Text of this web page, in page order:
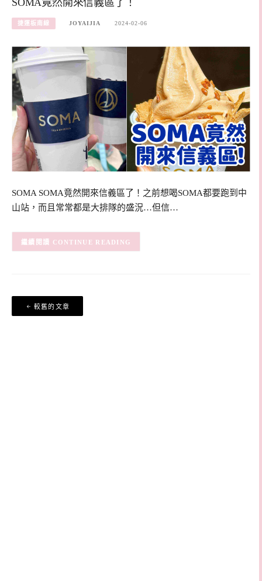
SOMA竟然開來信義區了！
捷運板南線 JOYAIJIA 2024-02-06
SOMA SOMA竟然開來信義區了！之前想喝SOMA都要跑到中
山站，而且常常都是大排隊的盛況…但信…
CONTINUE READING
章
較舊的文章